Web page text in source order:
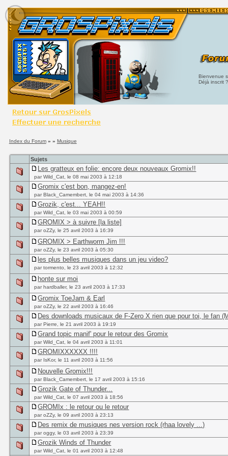
Bienvenue
Déjà inscrit
Index du Forum» » Musique
Sujets
Les gratteux en folie: encore deux nouveaux Gromix!!
par Wild_Cat, le 08 mai 2003 à 12:18
Gromix c'est bon, mangez-en!
par Black_Camembert, le 04 mai 2003 à 14:36
Grozik, c'est... YEAH!!
par Wild_Cat, le 03 mai 2003 à 00:59
GROMIX > à suivre [la liste]
par oZZy, le 25 avril 2003 à 16:39
GROMIX > Earthworm Jim !!!
par oZZy, le 23 avril 2003 à 05:30
les plus belles musiques dans un jeu video?
par tormento, le 23 avril 2003 à 12:32
honte sur moi
par hardballer, le 23 avril 2003 à 17:33
Gromix ToeJam & Earl
par oZZy, le 22 avril 2003 à 16:46
Des downloads musicaux de F-Zero X rien que pour toi, le fan
par Pierre, le 21 avril 2003 à 19:19
Grand topic manif' pour le retour des Gromix
par Wild_Cat, le 04 avril 2003 à 11:01
GROMIXXXXXX !!!!
par IsKor, le 11 avril 2003 à 11:56
Nouvelle Gromix!!!
par Black_Camembert, le 17 avril 2003 à 15:16
Grozik Gate of Thunder...
par Wild_Cat, le 07 avril 2003 à 18:56
GROMIx : le retour ou le retour
par oZZy, le 09 avril 2003 à 23:13
Des remix de musiques nes version rock (rhaa lovely ...)
par oggy, le 03 avril 2003 à 23:39
Grozik Winds of Thunder
par Wild_Cat, le 01 avril 2003 à 12:48